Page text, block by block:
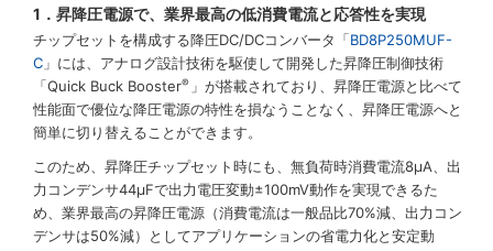
1．昇降圧電源で、業界最高の低消費電流と応答性を実現
チップセットを構成する降圧DC/DCコンバータ「BD8P250MUF-
C 」には、アナログ設計技術を駆使して開発した昇降圧制御技術
「Quick Buck Booster® 」が搭載されており、昇降圧電源と比べて
性能面で優位な降圧電源の特性を損なうことなく、昇降圧電源へと
簡単に切り替えることができます。
このため、昇降圧チップセット時にも、無負荷時消費電流8µA、出
力コンデンサ44µFで出力電圧変動±100mV動作を実現できるた
め、業界最高の昇降圧電源（消費電流は一般品比70%減、出力コン
デンサは50%減）としてアプリケーションの省電力化と安定動